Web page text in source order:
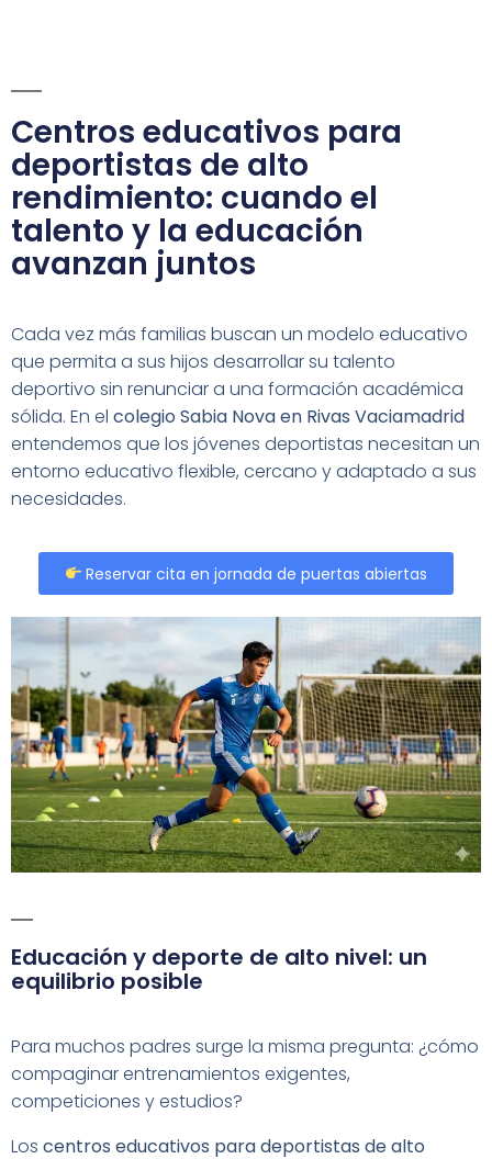
Centros educativos para
deportistas de alto
rendimiento: cuando el
talento y la educación
avanzan juntos
Cada vez más familias buscan un modelo educativo
que permita a sus hijos desarrollar su talento
deportivo sin renunciar a una formación académica
sólida. En el colegio Sabia Nova en Rivas Vaciamadrid
entendemos que los jóvenes deportistas necesitan un
entorno educativo flexible, cercano y adaptado a sus
necesidades.
Reservar cita en jornada de puertas abiertas
Educación y deporte de alto nivel: un
equilibrio posible
Para muchos padres surge la misma pregunta: ¿cómo
compaginar entrenamientos exigentes,
competiciones y estudios?
Los centros educativos para deportistas de alto